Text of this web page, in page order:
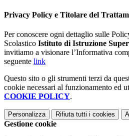
Privacy Policy e Titolare del
Per conoscere ogni dettaglio sulle
Scolastico Istituto di Istruzione
invitiamo a visionare l’Informativa
seguente link
Questo sito o gli strumenti terzi da
cookie necessari al funzionamento ed
COOKIE POLICY.
Personalizza Rifiuta tutti i cookies
Gestione cookie